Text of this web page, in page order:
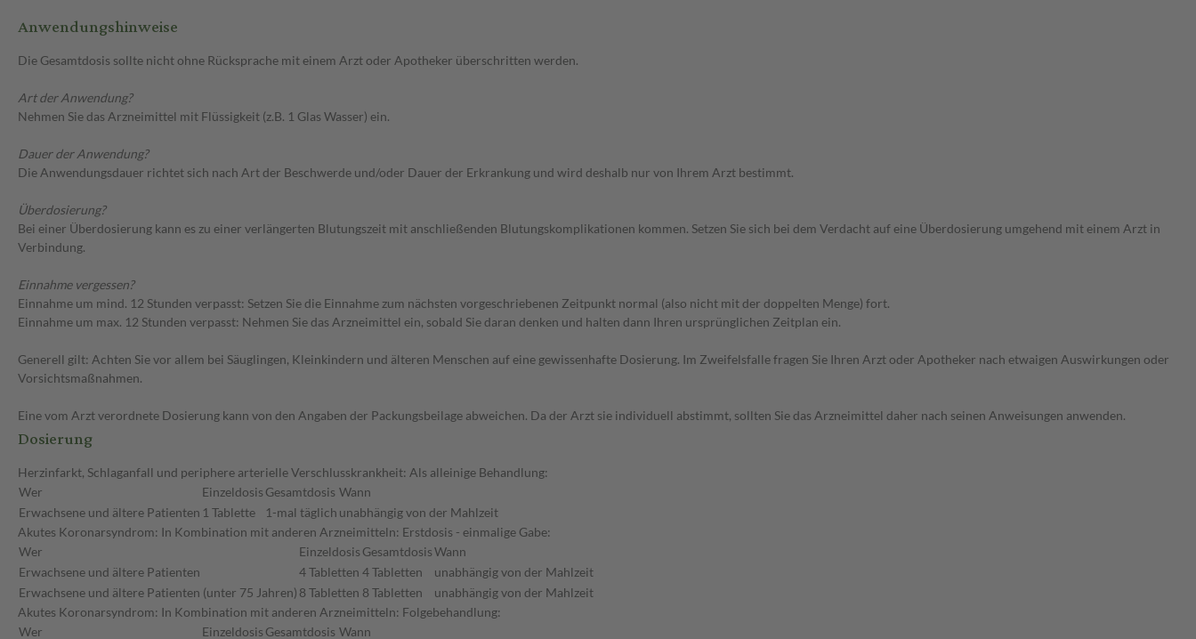
Anwendungshinweise
Die Gesamtdosis sollte nicht ohne Rücksprache mit einem Arzt oder Apotheker überschritten werden.
Art der Anwendung?
Nehmen Sie das Arzneimittel mit Flüssigkeit (z.B. 1 Glas Wasser) ein.
Dauer der Anwendung?
Die Anwendungsdauer richtet sich nach Art der Beschwerde und/oder Dauer der Erkrankung und wird deshalb nur von Ihrem Arzt bestimmt.
Überdosierung?
Bei einer Überdosierung kann es zu einer verlängerten Blutungszeit mit anschließenden Blutungskomplikationen kommen. Setzen Sie sich bei dem Verdacht auf eine Überdosierung umgehend mit einem Arzt in
Verbindung.
Einnahme vergessen?
Einnahme um mind. 12 Stunden verpasst: Setzen Sie die Einnahme zum nächsten vorgeschriebenen Zeitpunkt normal (also nicht mit der doppelten Menge) fort.
Einnahme um max. 12 Stunden verpasst: Nehmen Sie das Arzneimittel ein, sobald Sie daran denken und halten dann Ihren ursprünglichen Zeitplan ein.
Generell gilt: Achten Sie vor allem bei Säuglingen, Kleinkindern und älteren Menschen auf eine gewissenhafte Dosierung. Im Zweifelsfalle fragen Sie Ihren Arzt oder Apotheker nach etwaigen Auswirkungen oder
Vorsichtsmaßnahmen.
Eine vom Arzt verordnete Dosierung kann von den Angaben der Packungsbeilage abweichen. Da der Arzt sie individuell abstimmt, sollten Sie das Arzneimittel daher nach seinen Anweisungen anwenden.
Dosierung
Herzinfarkt, Schlaganfall und periphere arterielle Verschlusskrankheit: Als alleinige Behandlung:
Wer
Einzeldosis Gesamtdosis Wann
Erwachsene und ältere Patienten 1 Tablette 1-mal täglich unabhängig von der Mahlzeit
Akutes Koronarsyndrom: In Kombination mit anderen Arzneimitteln: Erstdosis - einmalige Gabe:
Wer
Einzeldosis GesamtdosisWann
Erwachsene und ältere Patienten
4 Tabletten 4 Tabletten
unabhängig von der Mahlzeit
Erwachsene und ältere Patienten (unter 75 Jahren) 8 Tabletten 8 Tabletten
unabhängig von der Mahlzeit
Akutes Koronarsyndrom: In Kombination mit anderen Arzneimitteln: Folgebehandlung:
Wer
Einzeldosis Gesamtdosis Wann